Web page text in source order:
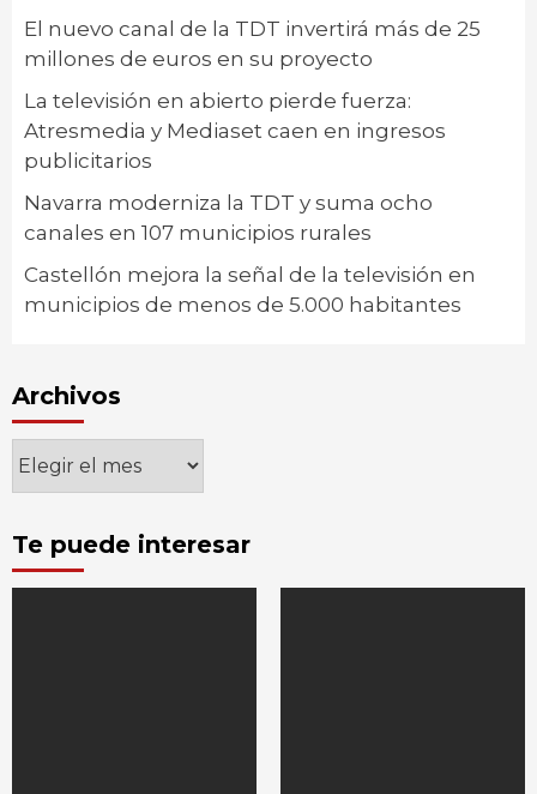
El nuevo canal de la TDT invertirá más de 25
millones de euros en su proyecto
La televisión en abierto pierde fuerza:
Atresmedia y Mediaset caen en ingresos
publicitarios
Navarra moderniza la TDT y suma ocho
canales en 107 municipios rurales
Castellón mejora la señal de la televisión en
municipios de menos de 5.000 habitantes
Archivos
Archivos
Te puede interesar